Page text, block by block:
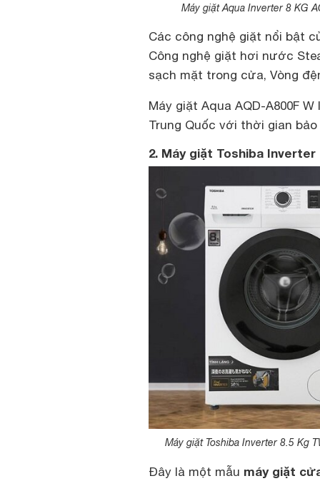
Máy giặt Aqua Inverter 8 KG
Các công nghệ giặt nổi bật
Công nghệ giặt hơi nước
sạch mặt trong cửa, Vòng
Máy giặt Aqua AQD-A800F
Trung Quốc với thời gian
2. Máy giặt Toshiba Inverter
Máy giặt Toshiba Inverter 8.5 Kg
Đây là một mẫu máy giặt